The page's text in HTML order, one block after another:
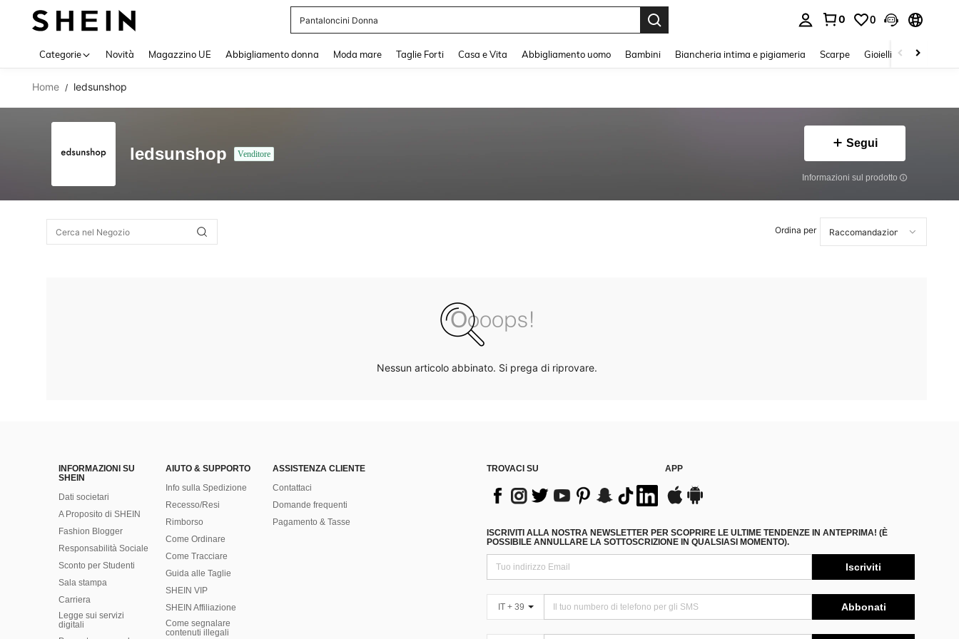
Pantaloncini Donna
0 0
Categorie Novità Magazzino UE Abbigliamento donna Moda mare Taglie Forti Casa e Vita Abbigliamento uomo Bambini Biancheria intima e pigiameria Scarpe Gioielli E Accessori
Home / ledsunshop
ledsunshop Venditore
Segui
Informazioni sul prodotto
Ordina per
Nessun articolo abbinato. Si prega di riprovare.
INFORMAZIONI SU
SHEIN
Dati societari
A Proposito di SHEIN
Fashion Blogger
Responsabilità Sociale
Sconto per Studenti
Sala stampa
Carriera
Legge sui servizi
digitali
AIUTO & SUPPORTO
Info sulla Spedizione
Recesso/Resi
Rimborso
Come Ordinare
Come Tracciare
Guida alle Taglie
SHEIN VIP
SHEIN Affiliazione
Come segnalare
contenuti illegali
ASSISTENZA CLIENTE
Contattaci
Domande frequenti
Pagamento & Tasse
TROVACI SU APP
ISCRIVITI ALLA NOSTRA NEWSLETTER PER SCOPRIRE LE ULTIME TENDENZE IN ANTEPRIMA! (È
POSSIBILE ANNULLARE LA SOTTOSCRIZIONE IN QUALSIASI MOMENTO).
Iscriviti
IT + 39 Abbonati